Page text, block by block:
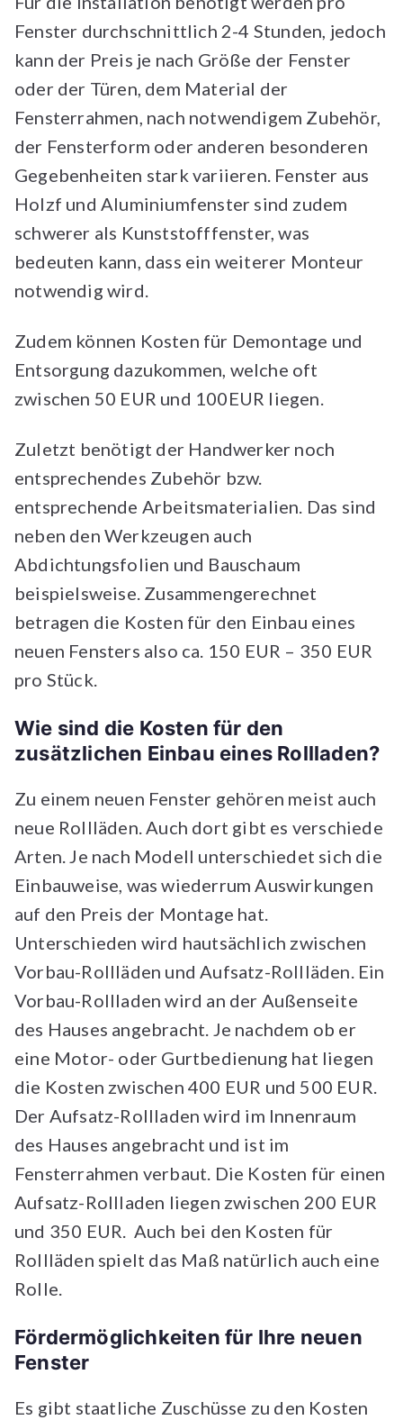
Fenster durchschnittlich 2-4 Stunden, jedoch
kann der Preis je nach Größe der Fenster
oder der Türen, dem Material der
Fensterrahmen, nach notwendigem Zubehör,
der Fensterform oder anderen besonderen
Gegebenheiten stark variieren. Fenster aus
Holzf und Aluminiumfenster sind zudem
schwerer als Kunststofffenster, was
bedeuten kann, dass ein weiterer Monteur
notwendig wird.
Zudem können Kosten für Demontage und
Entsorgung dazukommen, welche oft
zwischen 50 EUR und 100EUR liegen.
Zuletzt benötigt der Handwerker noch
entsprechendes Zubehör bzw.
entsprechende Arbeitsmaterialien. Das sind
neben den Werkzeugen auch
Abdichtungsfolien und Bauschaum
beispielsweise. Zusammengerechnet
betragen die Kosten für den Einbau eines
neuen Fensters also ca. 150 EUR – 350 EUR
pro Stück.
Wie sind die Kosten für den
zusätzlichen Einbau eines Rollladen?
Zu einem neuen Fenster gehören meist auch
neue Rollläden. Auch dort gibt es verschiede
Arten. Je nach Modell unterschiedet sich die
Einbauweise, was wiederrum Auswirkungen
auf den Preis der Montage hat.
Unterschieden wird hautsächlich zwischen
Vorbau-Rollläden und Aufsatz-Rollläden. Ein
Vorbau-Rollladen wird an der Außenseite
des Hauses angebracht. Je nachdem ob er
eine Motor- oder Gurtbedienung hat liegen
die Kosten zwischen 400 EUR und 500 EUR.
Der Aufsatz-Rollladen wird im Innenraum
des Hauses angebracht und ist im
Fensterrahmen verbaut. Die Kosten für einen
Aufsatz-Rollladen liegen zwischen 200 EUR
und 350 EUR. Auch bei den Kosten für
Rollläden spielt das Maß natürlich auch eine
Rolle.
Fördermöglichkeiten für Ihre neuen
Fenster
Es gibt staatliche Zuschüsse zu den Kosten